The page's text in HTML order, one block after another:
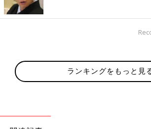
ランキングをもっと見